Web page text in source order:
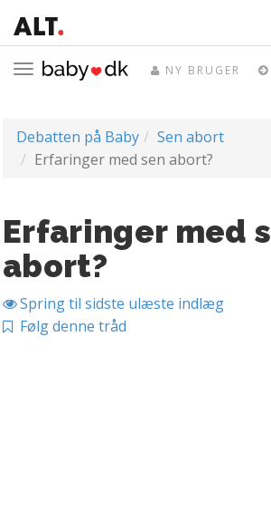
Toggle
NY BRUGER
Debatten på Baby
Sen abort
Erfaringer med sen abort?
Erfaringer med
abort?
Spring til sidste ulæste indlæg
Følg denne tråd